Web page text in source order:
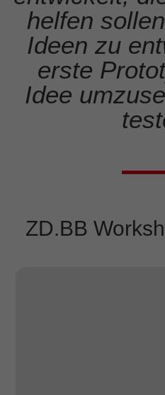
helfen
Ideen zu
erste
Idee
ZD.BB